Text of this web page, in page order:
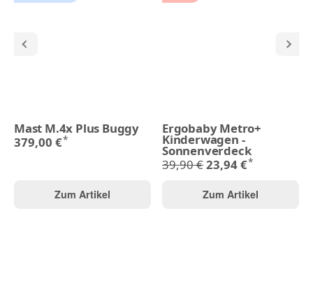
Mast M.4x Plus Buggy
379,00 €*
Zum Artikel
Ergobaby Metro+
Kinderwagen -
Sonnenverdeck
39,90 €23,94 €*
Zum Artikel